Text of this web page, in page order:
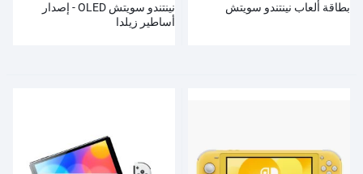
بطاقة ألعاب نينتندو سويتش
نينتندو سويتش OLED - إصدار
أساطير زيلدا